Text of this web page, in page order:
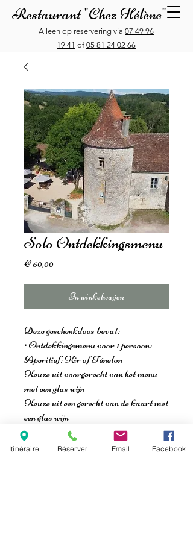
Restaurant "Chez Hélène"
Alleen op reservering via 07 49 96
19 41 of 05 81 24 02 66
Solo Ontdekkingsmenu
€ 60,00
In winkelwagen
Deze geschenkdoos bevat:
• Ontdekkingsmenu voor 1 persoon:
Aperitief: Kir of Fénelon
Keuze uit voorgerecht van het menu
met een glas wijn
Keuze uit een gerecht van de kaart met
een glas wijn
Dessert van de dag of ijscoupe
Halve fles plat of bruisend water
Itinéraire Réserver Email Facebook